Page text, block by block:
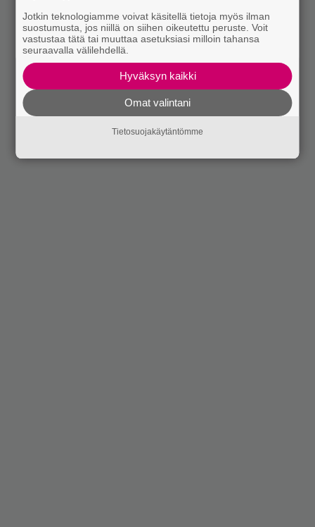
Jotkin teknologiamme voivat käsitellä tietoja myös ilman
suostumusta, jos niillä on siihen oikeutettu peruste. Voit
vastustaa tätä tai muuttaa asetuksiasi milloin tahansa
seuraavalla välilehdellä.
Hyväksyn kaikki
Omat valintani
Tietosuojakäytäntömme